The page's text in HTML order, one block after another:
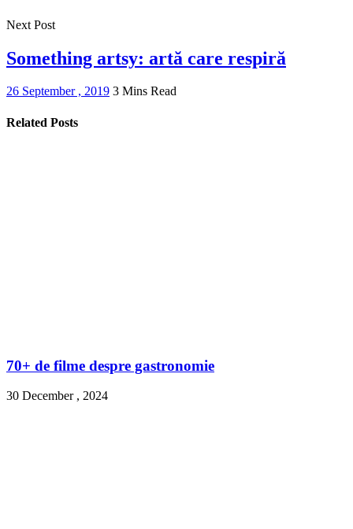
Next Post
Something artsy: artă care respiră
26 September , 2019 3 Mins Read
Related Posts
70+ de filme despre gastronomie
30 December , 2024